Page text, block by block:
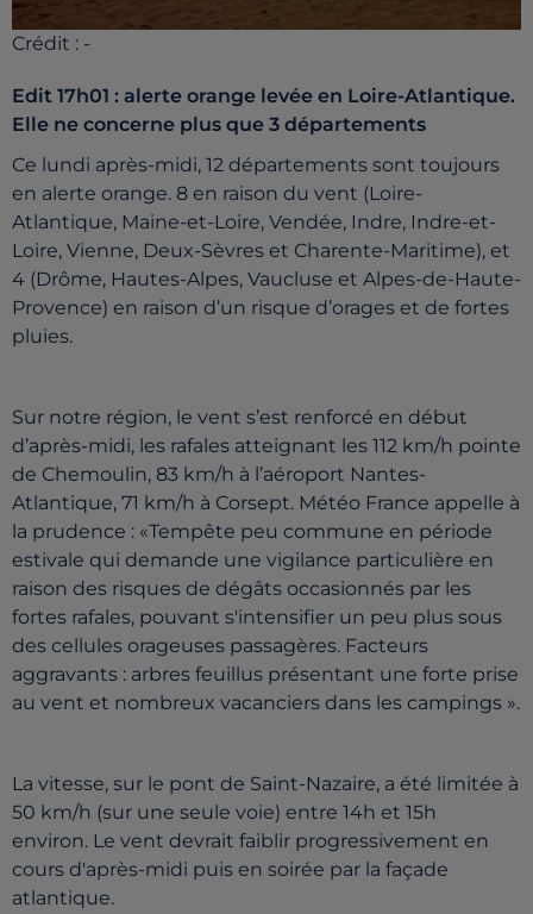
Crédit : -
Edit 17h01 : alerte orange levée en Loire-Atlantique.
Elle ne concerne plus que 3 départements
Ce lundi après-midi, 12 départements sont toujours
en alerte orange. 8 en raison du vent (Loire-
Atlantique, Maine-et-Loire, Vendée, Indre, Indre-et-
Loire, Vienne, Deux-Sèvres et Charente-Maritime), et
4 (Drôme, Hautes-Alpes, Vaucluse et Alpes-de-Haute-
Provence) en raison d’un risque d’orages et de fortes
pluies.
Sur notre région, le vent s’est renforcé en début
d’après-midi, les rafales atteignant les 112 km/h pointe
de Chemoulin, 83 km/h à l’aéroport Nantes-
Atlantique, 71 km/h à Corsept. Météo France appelle à
la prudence : «Tempête peu commune en période
estivale qui demande une vigilance particulière en
raison des risques de dégâts occasionnés par les
fortes rafales, pouvant s'intensifier un peu plus sous
des cellules orageuses passagères. Facteurs
aggravants : arbres feuillus présentant une forte prise
au vent et nombreux vacanciers dans les campings ».
La vitesse, sur le pont de Saint-Nazaire, a été limitée à
50 km/h (sur une seule voie) entre 14h et 15h
environ. Le vent devrait faiblir progressivement en
cours d'après-midi puis en soirée par la façade
atlantique.